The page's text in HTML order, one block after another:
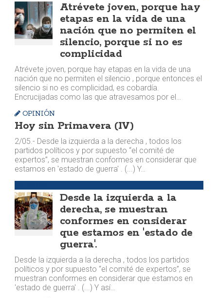
Atrévete joven, porque hay
etapas en la vida de una
nación que no permiten el
silencio, porque si no es
complicidad
Atrévete joven, porque hay etapas en la vida de una
nación que no permiten el silencio , porque entonces el
silencio si no es complicidad, es cobardía.
Encrucijadas como las que atravesamos por el…
OPINIÓN
Hoy sin Primavera (IV)
2/05.- Desde la izquierda a la derecha , todos los
partidos políticos y por supuesto “el comité de
expertos”, se muestran conformes en considerar que
estamos en 'estado de guerra' . (...) Y…
Desde la izquierda a la
derecha, se muestran
conformes en considerar
que estamos en 'estado de
guerra'.
Desde la izquierda a la derecha , todos los partidos
políticos y por supuesto “el comité de expertos”, se
muestran conformes en considerar que estamos en
'estado de guerra' . (...) Y así…